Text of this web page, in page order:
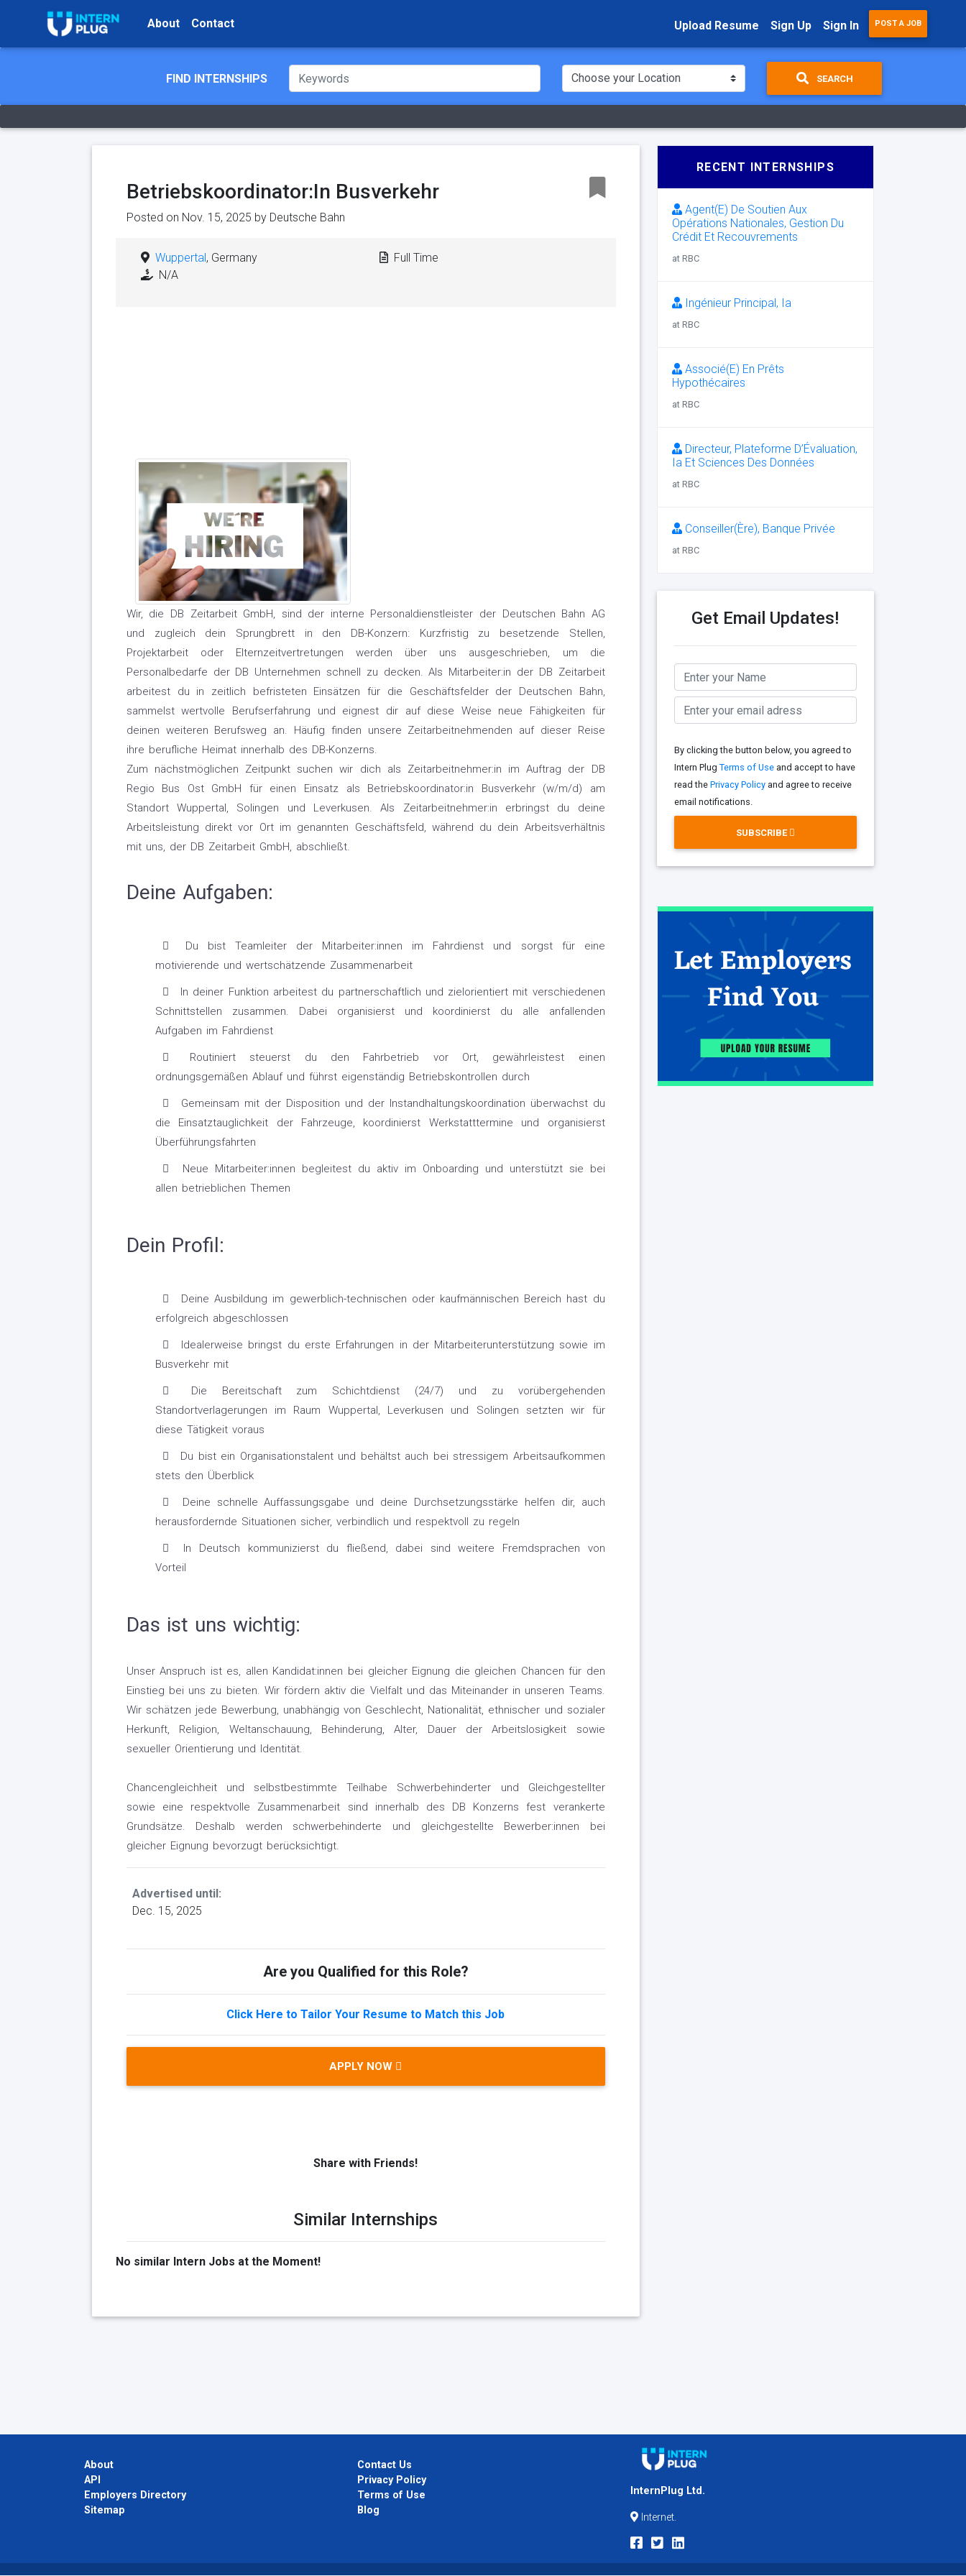
About Contact Upload Resume Sign Up Sign In POST A JOB
FIND INTERNSHIPS SEARCH
Betriebskoordinator:In Busverkehr
Posted on Nov. 15, 2025 by Deutsche Bahn
Wuppertal , Germany
N/A
Full Time
Wir, die DB Zeitarbeit GmbH, sind der interne Personaldienstleister der Deutschen Bahn AG
und zugleich dein Sprungbrett in den DB-Konzern: Kurzfristig zu besetzende Stellen,
Projektarbeit oder Elternzeitvertretungen werden über uns ausgeschrieben, um die
Personalbedarfe der DB Unternehmen schnell zu decken. Als Mitarbeiter:in der DB Zeitarbeit
arbeitest du in zeitlich befristeten Einsätzen für die Geschäftsfelder der Deutschen Bahn,
sammelst wertvolle Berufserfahrung und eignest dir auf diese Weise neue Fähigkeiten für
deinen weiteren Berufsweg an. Häufig finden unsere Zeitarbeitnehmenden auf dieser Reise
ihre berufliche Heimat innerhalb des DB-Konzerns.
Zum nächstmöglichen Zeitpunkt suchen wir dich als Zeitarbeitnehmer:in im Auftrag der DB
Regio Bus Ost GmbH für einen Einsatz als Betriebskoordinator:in Busverkehr (w/m/d) am
Standort Wuppertal, Solingen und Leverkusen. Als Zeitarbeitnehmer:in erbringst du deine
Arbeitsleistung direkt vor Ort im genannten Geschäftsfeld, während du dein Arbeitsverhältnis
mit uns, der DB Zeitarbeit GmbH, abschließt.
Deine Aufgaben:
Du bist Teamleiter der Mitarbeiter:innen im Fahrdienst und sorgst für eine
motivierende und wertschätzende Zusammenarbeit
In deiner Funktion arbeitest du partnerschaftlich und zielorientiert mit verschiedenen
Schnittstellen zusammen. Dabei organisierst und koordinierst du alle anfallenden
Aufgaben im Fahrdienst
Routiniert steuerst du den Fahrbetrieb vor Ort, gewährleistest einen
ordnungsgemäßen Ablauf und führst eigenständig Betriebskontrollen durch
Gemeinsam mit der Disposition und der Instandhaltungskoordination überwachst du
die Einsatztauglichkeit der Fahrzeuge, koordinierst Werkstatttermine und organisierst
Überführungsfahrten
Neue Mitarbeiter:innen begleitest du aktiv im Onboarding und unterstützt sie bei
allen betrieblichen Themen
Dein Profil:
Deine Ausbildung im gewerblich-technischen oder kaufmännischen Bereich hast du
erfolgreich abgeschlossen
Idealerweise bringst du erste Erfahrungen in der Mitarbeiterunterstützung sowie im
Busverkehr mit
Die Bereitschaft zum Schichtdienst (24/7) und zu vorübergehenden
Standortverlagerungen im Raum Wuppertal, Leverkusen und Solingen setzten wir für
diese Tätigkeit voraus
Du bist ein Organisationstalent und behältst auch bei stressigem Arbeitsaufkommen
stets den Überblick
Deine schnelle Auffassungsgabe und deine Durchsetzungsstärke helfen dir, auch
herausfordernde Situationen sicher, verbindlich und respektvoll zu regeln
In Deutsch kommunizierst du fließend, dabei sind weitere Fremdsprachen von
Vorteil
Das ist uns wichtig:
Unser Anspruch ist es, allen Kandidat:innen bei gleicher Eignung die gleichen Chancen für den
Einstieg bei uns zu bieten. Wir fördern aktiv die Vielfalt und das Miteinander in unseren Teams.
Wir schätzen jede Bewerbung, unabhängig von Geschlecht, Nationalität, ethnischer und sozialer
Herkunft, Religion, Weltanschauung, Behinderung, Alter, Dauer der Arbeitslosigkeit sowie
sexueller Orientierung und Identität.
Chancengleichheit und selbstbestimmte Teilhabe Schwerbehinderter und Gleichgestellter
sowie eine respektvolle Zusammenarbeit sind innerhalb des DB Konzerns fest verankerte
Grundsätze. Deshalb werden schwerbehinderte und gleichgestellte Bewerber:innen bei
gleicher Eignung bevorzugt berücksichtigt.
Advertised until:
Dec. 15, 2025
Are you Qualified for this Role?
Click Here to Tailor Your Resume to Match this Job
APPLY NOW
Share with Friends!
Similar Internships
No similar Intern Jobs at the Moment!
RECENT INTERNSHIPS
Agent(E) De Soutien Aux
Opérations Nationales, Gestion Du
Crédit Et Recouvrements
at RBC
Ingénieur Principal, Ia
at RBC
Associé(E) En Prêts
Hypothécaires
at RBC
Directeur, Plateforme D’Évaluation,
Ia Et Sciences Des Données
at RBC
Conseiller(Ère), Banque Privée
at RBC
Get Email Updates!
By clicking the button below, you agreed to
Intern Plug Terms of Useand accept to have
read the Privacy Policyand agree to receive
email notifications.
SUBSCRIBE
About
API
Employers Directory
Sitemap
Contact Us
Privacy Policy
Terms of Use
Blog
InternPlug Ltd.
Internet.